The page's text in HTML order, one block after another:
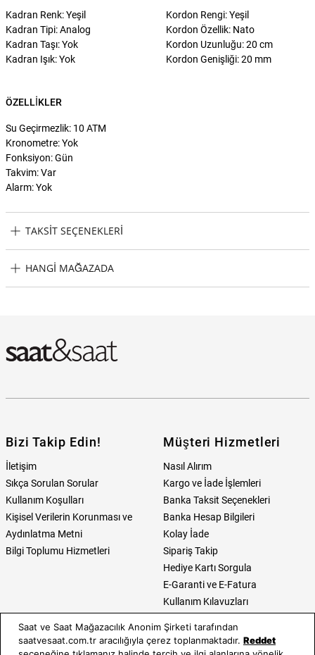
Kadran Renk: Yeşil
Kadran Tipi: Analog
Kadran Taşı: Yok
Kadran Işık: Yok
Kordon Rengi: Yeşil
Kordon Özellik: Nato
Kordon Uzunluğu: 20 cm
Kordon Genişliği: 20 mm
ÖZELLIKLER
Su Geçirmezlik: 10 ATM
Kronometre: Yok
Fonksiyon: Gün
Takvim: Var
Alarm: Yok
TAKSIT SEÇENEKLERI
HANGI MAĞAZADA
Bizi Takip Edin!
İletişim
Sıkça Sorulan Sorular
Kullanım Koşulları
Kişisel Verilerin Korunması ve
Aydınlatma Metni
Bilgi Toplumu Hizmetleri
Müşteri Hizmetleri
Nasıl Alırım
Kargo ve İade İşlemleri
Banka Taksit Seçenekleri
Banka Hesap Bilgileri
Kolay İade
Sipariş Takip
Hediye Kartı Sorgula
E-Garanti ve E-Fatura
Kullanım Kılavuzları
Saat ve Saat Kategoriler
Saat ve Saat Mağazacılık Anonim Şirketi tarafından
saatvesaat.com.tr aracılığıyla çerez toplanmaktadır. Reddet